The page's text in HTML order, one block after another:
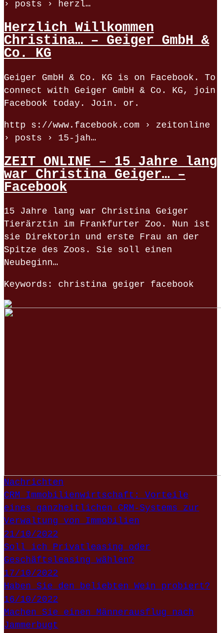
› posts › herzl…
Herzlich Willkommen
Christina… – Geiger GmbH &
Co. KG
Geiger GmbH & Co. KG is on Facebook. To
connect with Geiger GmbH & Co. KG, join
Facebook today. Join. or.
http s://www.facebook.com › zeitonline
› posts › 15-jah…
ZEIT ONLINE – 15 Jahre lang
war Christina Geiger… –
Facebook
15 Jahre lang war Christina Geiger
Tierärztin im Frankfurter Zoo. Nun ist
sie Direktorin und erste Frau an der
Spitze des Zoos. Sie soll einen
Neubeginn…
Keywords: christina geiger facebook
Nachrichten
CRM Immobilienwirtschaft: Vorteile
eines ganzheitlichen CRM-Systems zur
Verwaltung von Immobilien
21/10/2022
Soll ich Privatleasing oder
Geschäftsleasing wählen?
17/10/2022
Haben Sie den beliebten Wein probiert?
16/10/2022
Machen Sie einen Männerausflug nach
Jammerbugt